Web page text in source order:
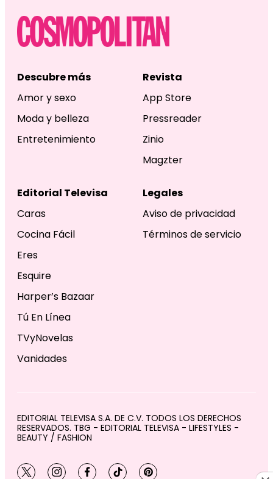
Descubre más
Amor y sexo
Moda y belleza
Entretenimiento
Revista
App Store
Pressreader
Zinio
Magzter
Editorial Televisa
Caras
Cocina Fácil
Eres
Esquire
Harper’s Bazaar
Tú En Línea
TVyNovelas
Vanidades
Legales
Aviso de privacidad
Términos de servicio
EDITORIAL TELEVISA S.A. DE C.V. TODOS LOS DERECHOS
RESERVADOS. TBG - EDITORIAL TELEVISA - LIFESTYLES -
BEAUTY / FASHION